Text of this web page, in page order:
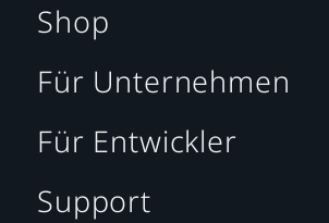
Shop
Für Unternehmen
Für Entwickler
Support